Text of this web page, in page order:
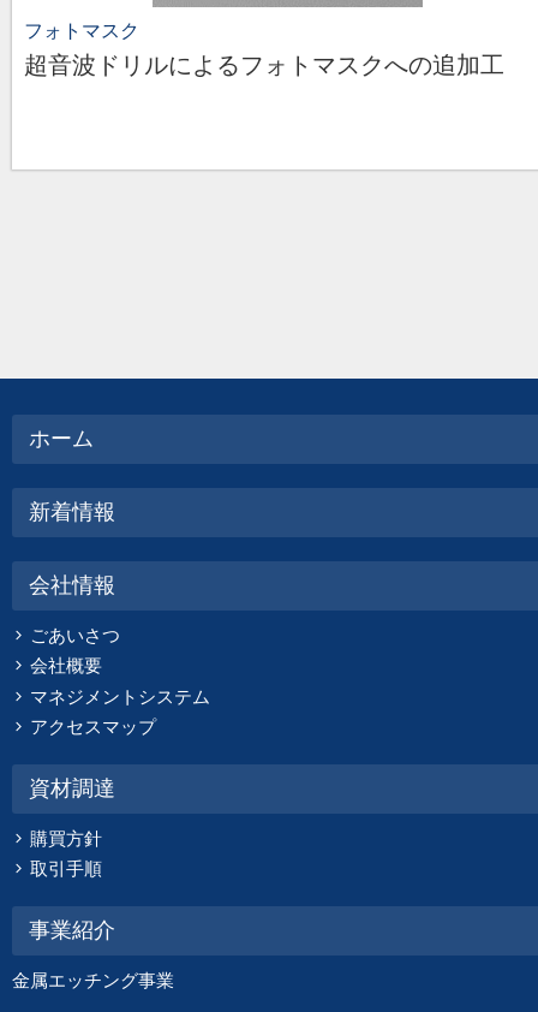
フォトマスク
超音波ドリルによるフォトマスクへの追加工
ホーム
新着情報
会社情報
ごあいさつ
会社概要
マネジメントシステム
アクセスマップ
資材調達
購買方針
取引手順
事業紹介
金属エッチング事業